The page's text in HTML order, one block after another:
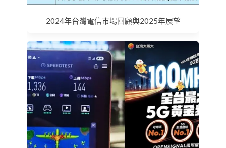
2024年台灣電信市場回顧與2025年展望